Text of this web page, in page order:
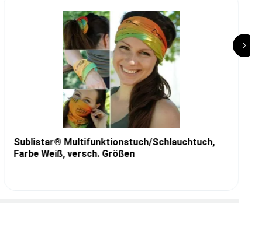
Sublistar® Multifunktionstuch/Schlauchtuch,
Farbe Weiß, versch. Größen